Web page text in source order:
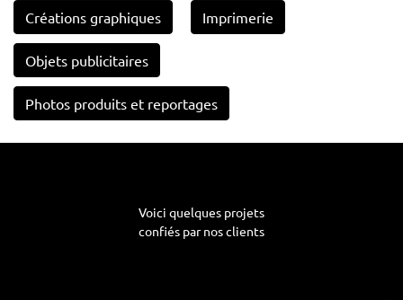
Créations graphiques Imprimerie
Objets publicitaires
Photos produits et reportages
Voici quelques projets
confiés par nos clients